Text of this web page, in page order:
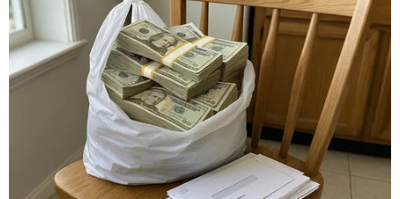
nền kinh tế số tại Việt
Nam
Dịch vụ tin cậy là khái niệm mới
trong hành lang pháp lý. Đây là
các dịch vụ do nhà cung cấp dịch
vụ thực hiện thông qua môi trường
mạng nhằm xác minh, chứng thực
sự tin cậy trong giao dịch điện tử.